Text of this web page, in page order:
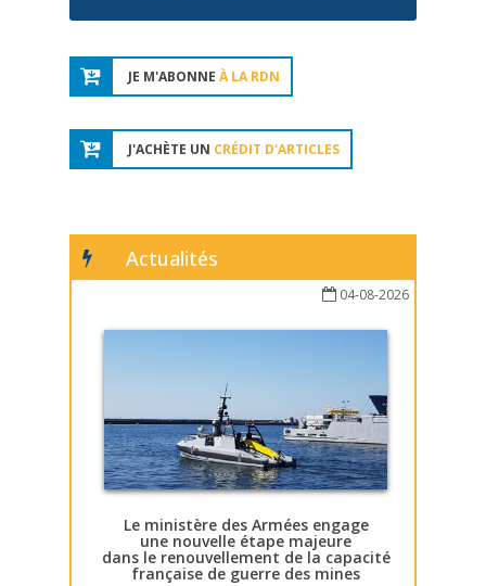
JE M'ABONNE À LA RDN
J'ACHÈTE UN CRÉDIT D'ARTICLES
Actualités
04-08-2026
Le ministère des Armées engage
une nouvelle étape majeure
dans le renouvellement de la capacité
française de guerre des mines